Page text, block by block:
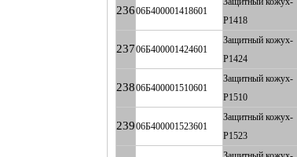
23606Б400001418601
P1418
23706Б400001424601
Защитный кожух-
P1424
23806Б400001510601
Защитный кожух-
P1510
23906Б400001523601
Защитный кожух-
P1523